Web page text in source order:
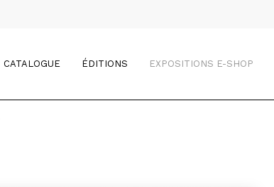
CATALOGUE ÉDITIONS EXPOSITIONS E-SHOP